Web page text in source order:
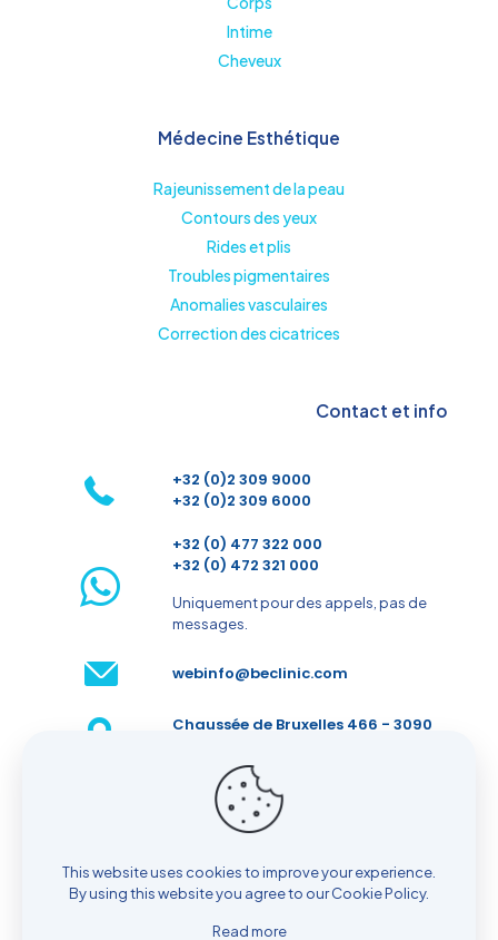
Intime
Cheveux
Médecine Esthétique
Rajeunissement de la peau
Contours des yeux
Rides et plis
Troubles pigmentaires
Anomalies vasculaires
Correction des cicatrices
Contact et info
+32 (0)2 309 9000
+32 (0)2 309 6000
+32 (0) 477 322 000
+32 (0) 472 321 000
Uniquement pour des appels, pas de
messages.
webinfo@beclinic.com
Chaussée de Bruxelles 466 - 3090
Prenez rendez-vous
© 2026 BeClinic| All Rights Reserved |
This website uses cookies to improve your experience.
By using this website you agree to ourCookie Policy.
Read more